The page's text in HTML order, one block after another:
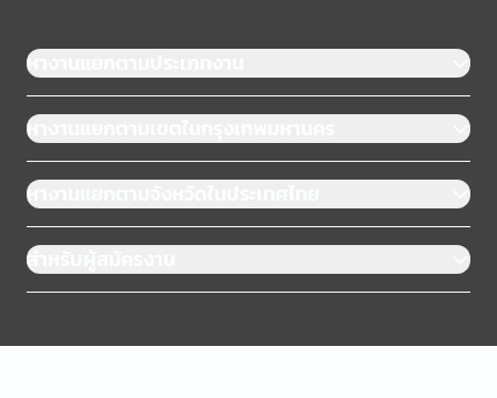
หางานแยกตามประเภทงาน
หางานแยกตามเขตในกรุงเทพมหานคร
หางานแยกตามจังหวัดในประเทศไทย
สำหรับผู้สมัครงาน